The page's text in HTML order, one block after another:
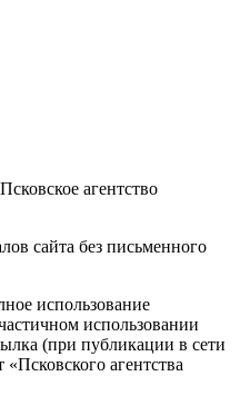
агентство
сайта без письменного
использование
использовании
(при публикации в сети
агентства